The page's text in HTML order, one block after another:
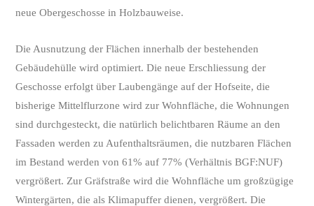
neue Obergeschosse in Holzbauweise.
Die Ausnutzung der Flächen innerhalb der bestehenden
Gebäudehülle wird optimiert. Die neue Erschliessung der
Geschosse erfolgt über Laubengänge auf der Hofseite, die
bisherige Mittelflurzone wird zur Wohnfläche, die Wohnungen
sind durchgesteckt, die natürlich belichtbaren Räume an den
Fassaden werden zu Aufenthaltsräumen, die nutzbaren Flächen
im Bestand werden von 61% auf 77% (Verhältnis BGF:NUF)
vergrößert. Zur Gräfstraße wird die Wohnfläche um großzügige
Wintergärten, die als Klimapuffer dienen, vergrößert. Die